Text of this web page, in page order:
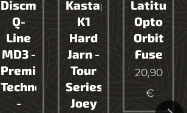
Discmania
Q-
Line
MD3 -
Premier
Technology
-
Kastaplast
K1
Hard
Jarn -
Tour
Series
Joey
Opto
Orbit
Fuse
20,90
€